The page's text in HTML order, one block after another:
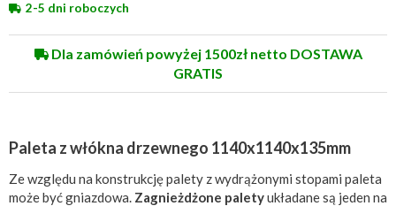
2-5 dni roboczych
Dla zamówień powyżej 1500zł netto DOSTAWA
GRATIS
Paleta z włókna drzewnego 1140x1140x135mm
Ze względu na konstrukcję palety z wydrążonymi stopami paleta
może być gniazdowa. Zagnieżdżone paletyukładane są jeden na